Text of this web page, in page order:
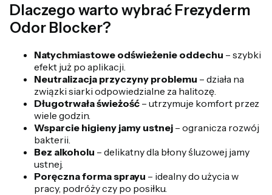
Dlaczego warto wybrać Frezyderm
Odor Blocker?
Natychmiastowe odświeżenie oddechu – szybki
efekt już po aplikacji.
Neutralizacja przyczyny problemu – działa na
związki siarki odpowiedzialne za halitozę.
Długotrwała świeżość – utrzymuje komfort przez
wiele godzin.
Wsparcie higieny jamy ustnej – ogranicza rozwój
bakterii.
Bez alkoholu – delikatny dla błony śluzowej jamy
ustnej.
Poręczna forma sprayu – idealny do użycia w
pracy, podróży czy po posiłku.